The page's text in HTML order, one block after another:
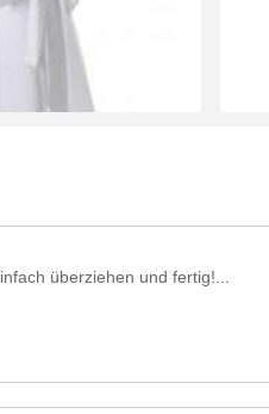
überziehen und fertig!...